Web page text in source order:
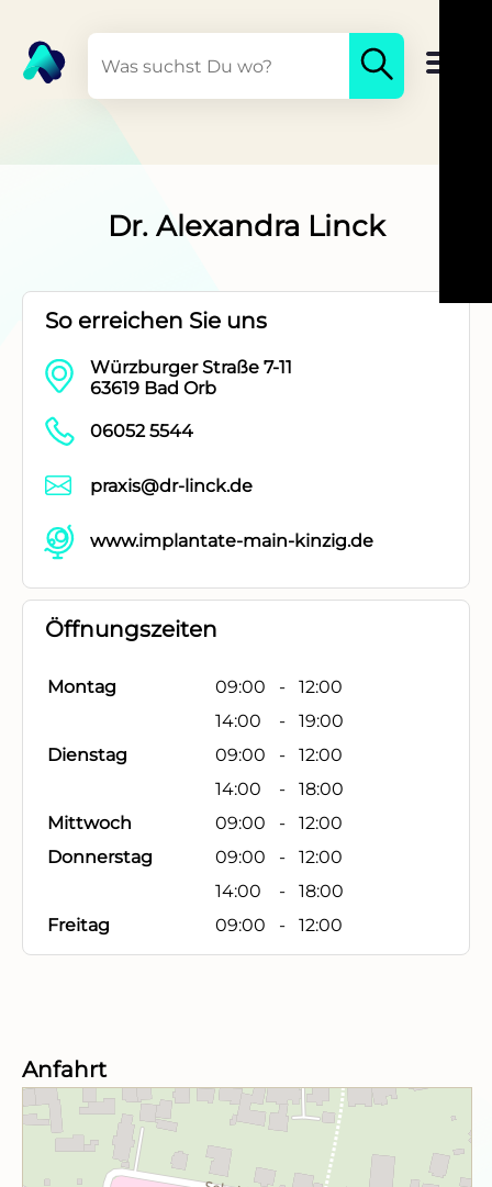
Dr. Alexandra Linck
So erreichen Sie uns
Würzburger Straße 7-11
63619 Bad Orb
06052 5544
praxis@dr-linck.de
www.implantate-main-kinzig.de
Öffnungszeiten
Montag 09:00 -
12:00
14:00
-
19:00
Dienstag
09:00 -
12:00
14:00
-
18:00
Mittwoch
09:00 -
12:00
Donnerstag
09:00 -
12:00
14:00
-
18:00
Freitag
09:00 - 12:00
Anfahrt